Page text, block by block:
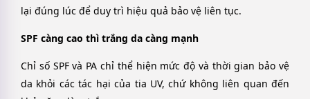
lại đúng lúc để duy trì hiệu quả bảo vệ liên tục.
SPF càng cao thì trắng da càng mạnh
Chỉ số SPF và PA chỉ thể hiện mức độ và thời gian bảo vệ
da khỏi các tác hại của tia UV, chứ không liên quan đến